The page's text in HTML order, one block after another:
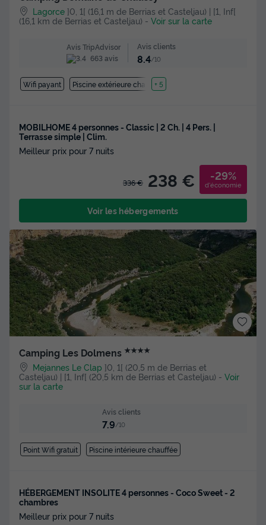
Lagorce ]0, 1[ (16,1 m de Berrias et Casteljau) | [1, Inf[
(16,1 km de Berrias et Casteljau) - Voir sur la carte
Avis TripAdvisor
663 avis
Avis clients
8.4/10
Wifi payant Piscine extérieure chauffée
+ 5
MOBILHOME 4 personnes - Classic | 2 Ch. | 4 Pers. |
Terrasse simple | Clim.
Meilleur prix pour 7 nuits
336 € 238 € -29%
d'économie
Voir les hébergements
Camping Les Dolmens ★★★★
Mejannes Le Clap ]0, 1[ (20,5 m de Berrias et
Casteljau) | [1, Inf[ (20,5 km de Berrias et Casteljau) - Voir
sur la carte
Avis clients
7.9 /10
Point Wifi gratuit Piscine intérieure chauffée
HÉBERGEMENT INSOLITE 4 personnes - Coco Sweet - 2
chambres
Meilleur prix pour 7 nuits